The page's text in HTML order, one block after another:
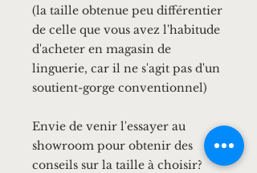
(la taille obtenue peu différentier
de celle que vous avez l'habitude
d'acheter en magasin de
linguerie, car il ne s'agit pas d'un
soutient-gorge conventionnel)
Envie de venir l'essayer au
showroom pour obtenir des
conseils sur la taille à choisir?